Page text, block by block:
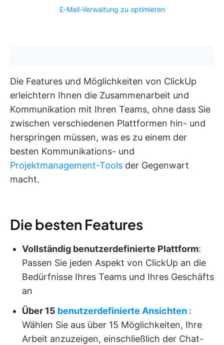
E-Mail-Verwaltung zu optimieren
Die Features und Möglichkeiten von ClickUp
erleichtern Ihnen die Zusammenarbeit und
Kommunikation mit Ihren Teams, ohne dass Sie
zwischen verschiedenen Plattformen hin- und
herspringen müssen, was es zu einem der
besten Kommunikations- und
Projektmanagement-Tools der Gegenwart
macht.
Die besten Features
Vollständig benutzerdefinierte Plattform:
Passen Sie jeden Aspekt von ClickUp an die
Bedürfnisse Ihres Teams und Ihres Geschäfts
an
Über 15 benutzerdefinierte Ansichten :
Wählen Sie aus über 15 Möglichkeiten, Ihre
Arbeit anzuzeigen, einschließlich der Chat-